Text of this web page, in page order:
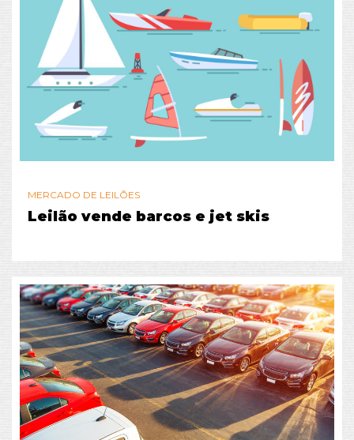
MERCADO DE LEILÕES
Leilão vende barcos e jet skis